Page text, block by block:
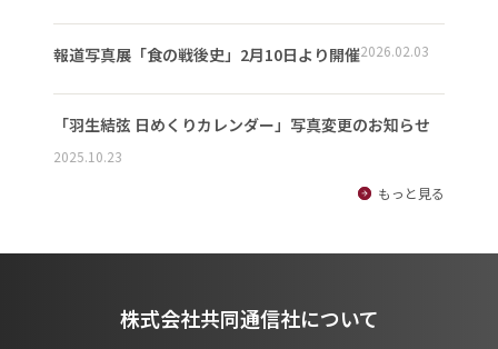
報道写真展「食の戦後史」2月10日より開催2026.02.03
「羽生結弦 日めくりカレンダー」写真変更のお知らせ
2025.10.23
もっと見る
株式会社共同通信社について